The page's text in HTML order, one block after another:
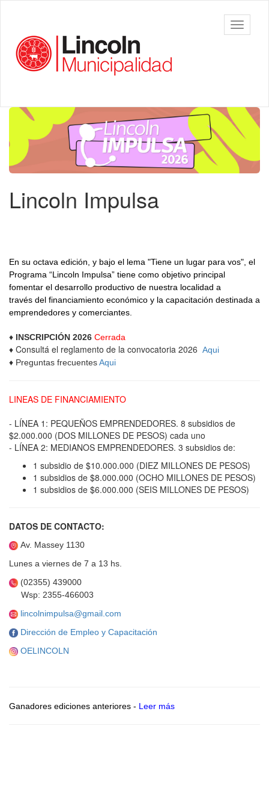
principalde Lincoln
barra
Contenido
principal
Lincoln Impulsa
En su octava edición, y bajo el lema "Tiene un lugar para vos", el
Programa “Lincoln Impulsa” tiene como objetivo principal
fomentar el desarrollo productivo de nuestra localidad a
través del financiamiento económico y la capacitación destinada a
emprendedores y comerciantes.
♦ INSCRIPCIÓN 2026 Cerrada
♦ Consultá el reglamento de la convocatoria 2026 Aqui
♦ Preguntas frecuentesAqui
LINEAS DE FINANCIAMIENTO
- LÍNEA 1: PEQUEÑOS EMPRENDEDORES. 8 subsidios de
$2.000.000 (DOS MILLONES DE PESOS) cada uno
- LÍNEA 2: MEDIANOS EMPRENDEDORES. 3 subsidios de:
1 subsidio de $10.000.000 (DIEZ MILLONES DE PESOS)
1 subsidios de $8.000.000 (OCHO MILLONES DE PESOS)
1 subsidios de $6.000.000 (SEIS MILLONES DE PESOS)
DATOS DE CONTACTO:
Av. Massey 1130
Lunes a viernes de 7 a 13 hs.
(02355) 439000
Wsp: 2355-466003
lincolnimpulsa@gmail.com
Dirección de Empleo y Capacitación
OELINCOLN
Ganadores ediciones anteriores - Leer más